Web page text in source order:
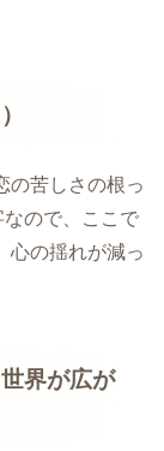
の苦しさの根っ
ので、ここで
心の揺れが減っ
界が広が